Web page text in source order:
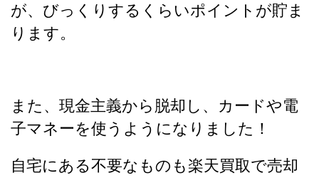
が、びっくりするくらいポイントが貯ま
ります。
また、現金主義から脱却し、カードや電
子マネーを使うようになりました！
自宅にある不要なものも楽天買取で売却